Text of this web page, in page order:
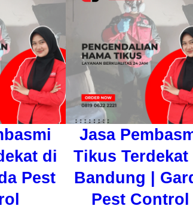
di
Pest
Jasa
Tikus Terdekat
Bandung |
Pest Control